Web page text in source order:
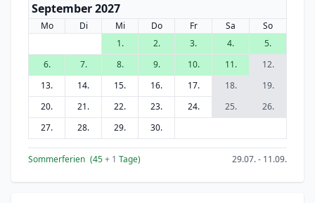
September 2027
Mo Di Mi Do Fr Sa
So
1.
2. 3. 4.
5.
6.
7. 8. 9. 10. 11.
12.
13.
14. 15. 16. 17. 18.
19.
20.
21. 22. 23. 24. 25.
26.
27.
28. 29. 30.
Sommerferien (45+ 1 Tage) 29.07. - 11.09.